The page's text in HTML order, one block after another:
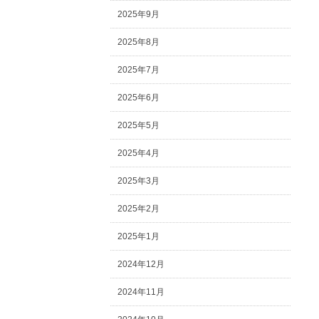
2025年9月
2025年8月
2025年7月
2025年6月
2025年5月
2025年4月
2025年3月
2025年2月
2025年1月
2024年12月
2024年11月